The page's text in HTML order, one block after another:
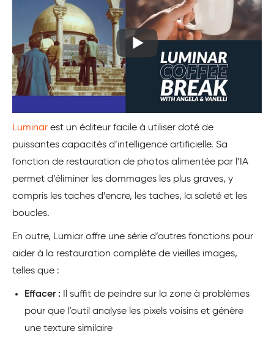
Luminar est un éditeur facile à utiliser doté de
puissantes capacités d’intelligence artificielle. Sa
fonction de restauration de photos alimentée par l’IA
permet d’éliminer les dommages les plus graves, y
compris les taches d’encre, les taches, la saleté et les
boucles.
En outre, Lumiar offre une série d’autres fonctions pour
aider à la restauration complète de vieilles images,
telles que :
Effacer :
Il suffit de peindre sur la zone à problèmes
pour que l’outil analyse les pixels voisins et génère
une texture similaire